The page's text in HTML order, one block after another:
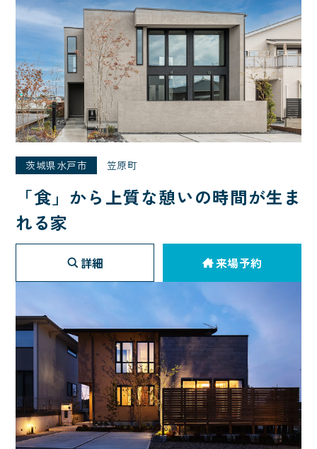
茨城県水戸市 笠原町
「食」から上質な憩いの時間が生ま
れる家
詳細 来場予約